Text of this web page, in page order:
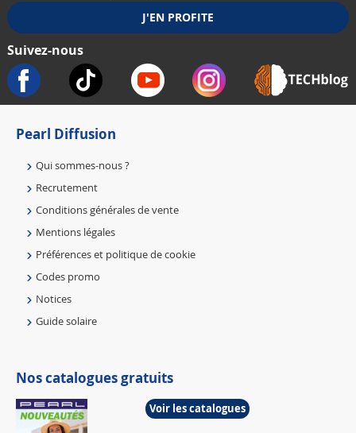
Suivez-nous
Pearl Diffusion
Qui sommes-nous ?
Recrutement
Conditions générales de vente
Mentions légales
Préférences et politique de cookie
Codes promo
Notices
Guide solaire
Nos catalogues gratuits
Voir les catalogues